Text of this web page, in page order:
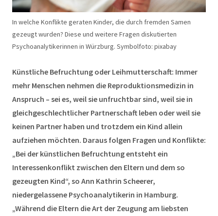
In welche Konflikte geraten Kinder, die durch fremden Samen
gezeugt wurden? Diese und weitere Fragen diskutierten
Psychoanalytikerinnen in Würzburg. Symbolfoto: pixabay
Künstliche Befruchtung oder Leihmutterschaft: Immer
mehr Menschen nehmen die Reproduktionsmedizin in
Anspruch – sei es, weil sie unfruchtbar sind, weil sie in
gleichgeschlechtlicher Partnerschaft leben oder weil sie
keinen Partner haben und trotzdem ein Kind allein
aufziehen möchten. Daraus folgen Fragen und Konflikte:
„Bei der künstlichen Befruchtung entsteht ein
Interessenkonflikt zwischen den Eltern und dem so
gezeugten Kind“, so Ann Kathrin Scheerer,
niedergelassene Psychoanalytikerin in Hamburg.
„Während die Eltern die Art der Zeugung am liebsten